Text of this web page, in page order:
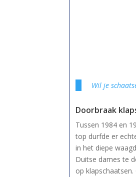
Wil je
Doorbraak
Tussen 1984 en
top durfde er
in het diepe
Duitse dames te
op